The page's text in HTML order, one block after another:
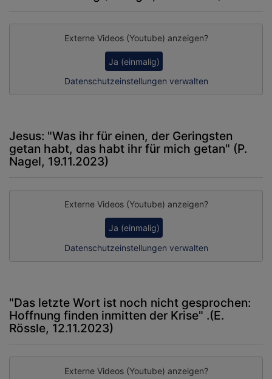
Externe Videos (Youtube) anzeigen?
Ja (einmalig)
Datenschutzeinstellungen verwalten
Jesus: "Was ihr für einen, der Geringsten
getan habt, das habt ihr für mich getan" (P.
Nagel, 19.11.2023)
Externe Videos (Youtube) anzeigen?
Ja (einmalig)
Datenschutzeinstellungen verwalten
"Das letzte Wort ist noch nicht gesprochen:
Hoffnung finden inmitten der Krise" .(E.
Rössle, 12.11.2023)
Externe Videos (Youtube) anzeigen?